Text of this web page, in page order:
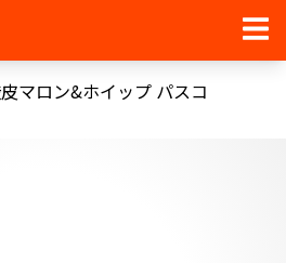
マロン&ホイップ パスコ